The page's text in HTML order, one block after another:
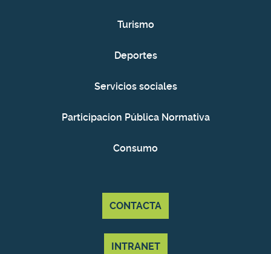
Turismo
Deportes
Servicios sociales
Participacion Pública Normativa
Consumo
CONTACTA
INTRANET